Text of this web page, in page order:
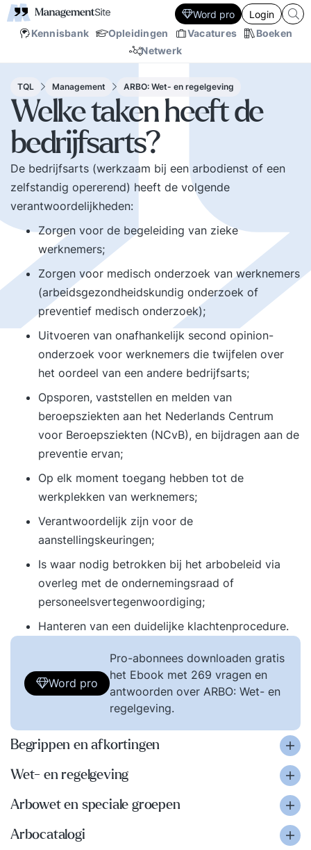
Kennisbank Opleidingen Vacatures
Boeken
Netwerk
Word pro Login
TQL Management ARBO: Wet- en regelgeving
Welke taken heeft de
bedrijfsarts?
De bedrijfsarts (werkzaam bij een arbodienst of een
zelfstandig opererend) heeft de volgende
verantwoordelijkheden:
Zorgen voor de begeleiding van zieke
werknemers;
Zorgen voor medisch onderzoek van werknemers
(arbeidsgezondheidskundig onderzoek of
preventief medisch onderzoek);
Uitvoeren van onafhankelijk second opinion-
onderzoek voor werknemers die twijfelen over
het oordeel van een andere bedrijfsarts;
Opsporen, vaststellen en melden van
beroepsziekten aan het Nederlands Centrum
voor Beroepsziekten (NCvB), en bijdragen aan de
preventie ervan;
Op elk moment toegang hebben tot de
werkplekken van werknemers;
Verantwoordelijk zijn voor de
aanstellingskeuringen;
Is waar nodig betrokken bij het arbobeleid via
overleg met de ondernemingsraad of
personeelsvertegenwoordiging;
Hanteren van een duidelijke klachtenprocedure.
Word pro
Pro-abonnees downloaden gratis
het Ebook met 269 vragen en
antwoorden over ARBO: Wet- en
regelgeving.
Begrippen en afkortingen
Wet- en regelgeving
Arbowet en speciale groepen
Arbocatalogi